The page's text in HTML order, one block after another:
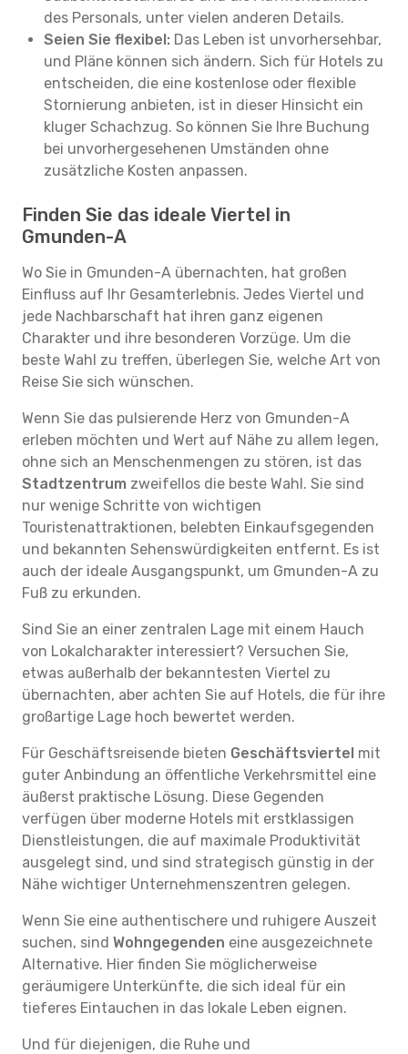
des Personals, unter vielen anderen Details.
Seien Sie flexibel: Das Leben ist unvorhersehbar,
und Pläne können sich ändern. Sich für Hotels zu
entscheiden, die eine kostenlose oder flexible
Stornierung anbieten, ist in dieser Hinsicht ein
kluger Schachzug. So können Sie Ihre Buchung
bei unvorhergesehenen Umständen ohne
zusätzliche Kosten anpassen.
Finden Sie das ideale Viertel in
Gmunden-A
Wo Sie in Gmunden-A übernachten, hat großen
Einfluss auf Ihr Gesamterlebnis. Jedes Viertel und
jede Nachbarschaft hat ihren ganz eigenen
Charakter und ihre besonderen Vorzüge. Um die
beste Wahl zu treffen, überlegen Sie, welche Art von
Reise Sie sich wünschen.
Wenn Sie das pulsierende Herz von Gmunden-A
erleben möchten und Wert auf Nähe zu allem legen,
ohne sich an Menschenmengen zu stören, ist das
Stadtzentrum zweifellos die beste Wahl. Sie sind
nur wenige Schritte von wichtigen
Touristenattraktionen, belebten Einkaufsgegenden
und bekannten Sehenswürdigkeiten entfernt. Es ist
auch der ideale Ausgangspunkt, um Gmunden-A zu
Fuß zu erkunden.
Sind Sie an einer zentralen Lage mit einem Hauch
von Lokalcharakter interessiert? Versuchen Sie,
etwas außerhalb der bekanntesten Viertel zu
übernachten, aber achten Sie auf Hotels, die für ihre
großartige Lage hoch bewertet werden.
Für Geschäftsreisende bieten Geschäftsviertel mit
guter Anbindung an öffentliche Verkehrsmittel eine
äußerst praktische Lösung. Diese Gegenden
verfügen über moderne Hotels mit erstklassigen
Dienstleistungen, die auf maximale Produktivität
ausgelegt sind, und sind strategisch günstig in der
Nähe wichtiger Unternehmenszentren gelegen.
Wenn Sie eine authentischere und ruhigere Auszeit
suchen, sind Wohngegenden eine ausgezeichnete
Alternative. Hier finden Sie möglicherweise
geräumigere Unterkünfte, die sich ideal für ein
tieferes Eintauchen in das lokale Leben eignen.
Und für diejenigen, die Ruhe und